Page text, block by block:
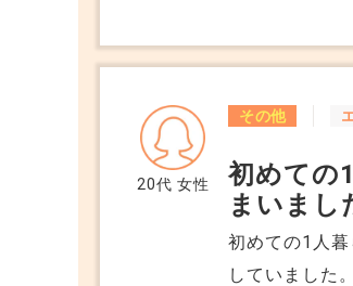
も契約でき
まないといけ
20代 女性
その他
初めての
まいまし
初めての1人
していました